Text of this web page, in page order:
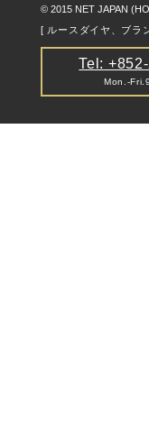
© 2015 NET JAPAN
[ ルースダイヤ、ブラ
Tel:
Mon.-